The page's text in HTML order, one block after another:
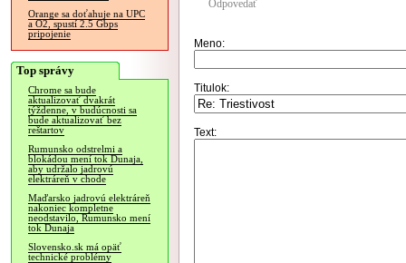
Orange sa doťahuje na UPC
a O2, spustí 2.5 Gbps
pripojenie
Top správy
Chrome sa bude
aktualizovať dvakrát
týždenne, v budúcnosti sa
bude aktualizovať bez
reštartov
Rumunsko odstrelmi a
blokádou mení tok Dunaja,
aby udržalo jadrovú
elektráreň v chode
Maďarsko jadrovú elektráreň
nakoniec kompletne
neodstavilo, Rumunsko mení
tok Dunaja
Slovensko.sk má opäť
technické problémy
Odpovedať
Meno:
Titulok:
Text: